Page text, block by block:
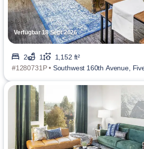
Verfügbar 18 Sept 2026
2 1
1,152 ft²
#1280731P • Southwest 160th Avenue,